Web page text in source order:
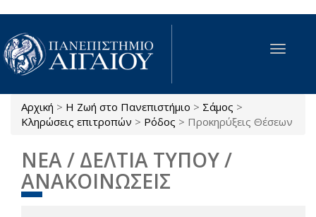
Παράκαμψη προς το κυρίως περιεχόμενο
Toggle
Είστε εδώ
Αρχική > Η Ζωή στο Πανεπιστήμιο > Σάμος >
Κληρώσεις επιτροπών > Ρόδος > Προκηρύξεις Θέσεων
ΝΕΑ / ΔΕΛΤΙΑ ΤΥΠΟΥ /
ΑΝΑΚΟΙΝΩΣΕΙΣ